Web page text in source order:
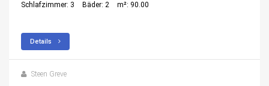
Schlafzimmer: 3
Bäder: 2 m²: 90.00
Details
Steen Greve